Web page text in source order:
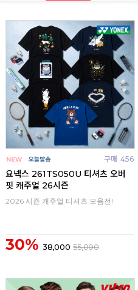
구매 456
요넥스 261TS050U 티셔츠 오버
핏 캐주얼 26시즌
2026 시즌 캐주얼 티셔츠 모음전!
30% 38,000 55,000